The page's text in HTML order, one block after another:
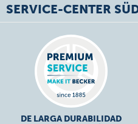
SERVICE-CENTER
DE LARGA DURABILIDAD